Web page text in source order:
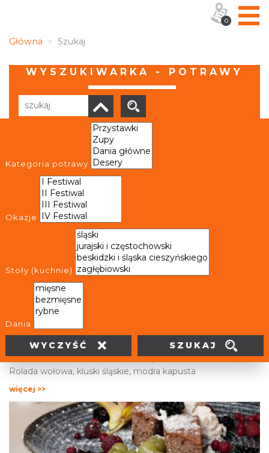
Główna Szukaj
WYSZUKIWARKA - POTRAWY
Kategoria potrawy
Okazje
Stoły (kuchnie)
Dania
WYCZYŚĆ SZUKAJ
Liczba elementów: 5
więcej >>
Rolada wołowa, kluski śląskie, modra kapusta
Rolada wołowa, kluski śląskie, modra kapusta
więcej >>
0